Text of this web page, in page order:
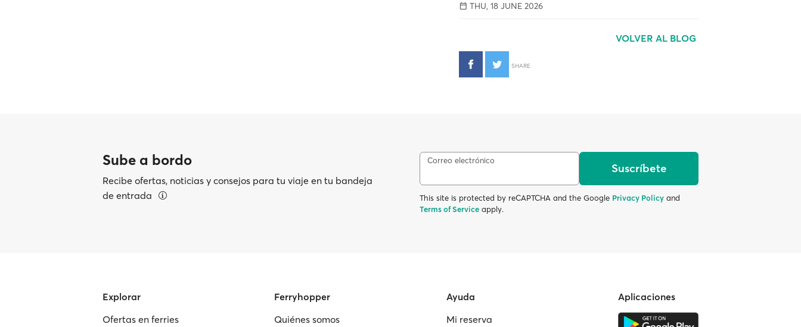
THU, 18 JUNE 2026
VOLVER AL BLOG
SHARE
Sube a bordo
Recibe ofertas, noticias y consejos para tu viaje en tu bandeja
de entrada
Correo electrónico
Suscríbete
This site is protected by reCAPTCHA and the Google Privacy Policy and
Terms of Service apply.
Explorar
Ofertas en ferries
Ferryhopper
Quiénes somos
Ayuda
Mi reserva
Aplicaciones